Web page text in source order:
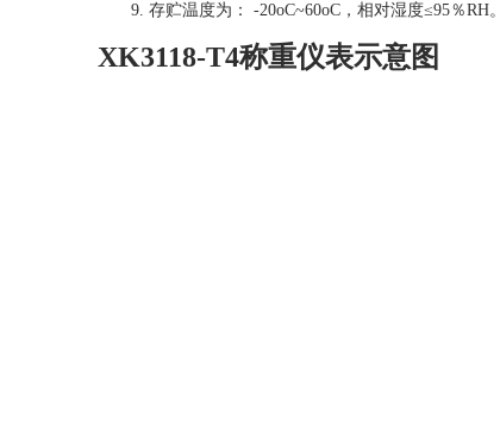
9. 存贮温度为： -20oC~60oC，相对湿度≤95％RH。
XK3118-T4称重仪表示意图